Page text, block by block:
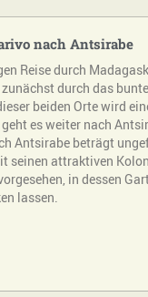
nach Antsirabe
Reise durch
durch das
beiden Orte wird
es weiter nach
Antsirabe beträgt
seinen attraktiven
in dessen
lassen.